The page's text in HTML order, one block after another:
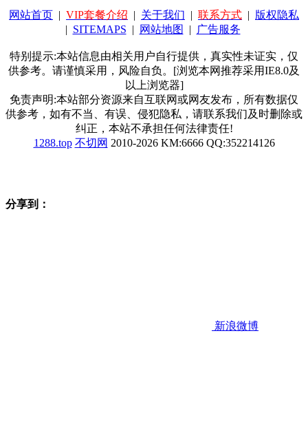
网站首页 | VIP套餐介绍 | 关于我们 | 联系方式 | 版权隐私
| SITEMAPS | 网站地图 | 广告服务
特别提示:本站信息由相关用户自行提供，真实性未证实，仅
供参考。请谨慎采用，风险自负。[浏览本网推荐采用IE8.0及
以上浏览器]
免责声明:本站部分资源来自互联网或网友发布，所有数据仅
供参考，如有不当、有误、侵犯隐私，请联系我们及时删除或
纠正，本站不承担任何法律责任!
1288.top 不切网 2010-2026 KM:6666 QQ:352214126
分享到：
新浪微博